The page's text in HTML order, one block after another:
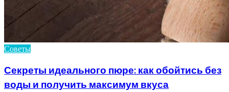
Советы
Секреты идеального пюре: как обойтись без
воды и получить максимум вкуса